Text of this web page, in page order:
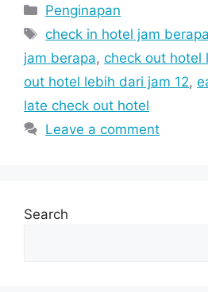
Categories
Penginapan
Tags
check in hotel jam berapa
jam berapa, check out hotel
out hotel lebih dari jam 12,
late check out hotel
Leave a comment
Search